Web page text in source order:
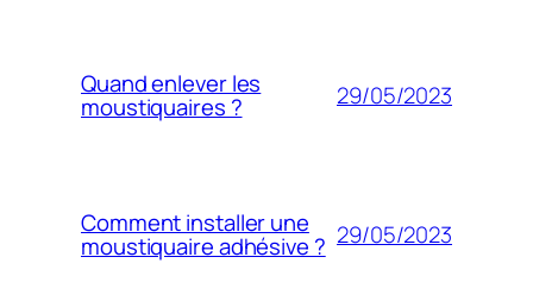
Quand enlever les
moustiquaires ? 29/05/2023
Comment installer une
moustiquaire adhésive ? 29/05/2023